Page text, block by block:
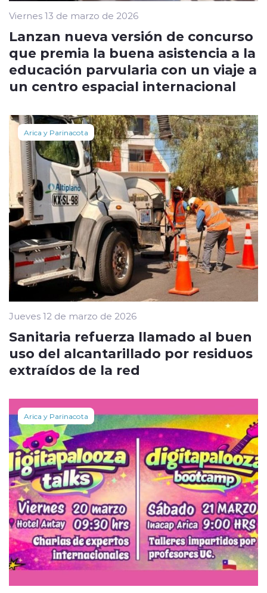
Viernes 13 de marzo de 2026
Lanzan nueva versión de concurso
que premia la buena asistencia a la
educación parvularia con un viaje a
un centro espacial internacional
Arica y Parinacota
Jueves 12 de marzo de 2026
Sanitaria refuerza llamado al buen
uso del alcantarillado por residuos
extraídos de la red
Arica y Parinacota